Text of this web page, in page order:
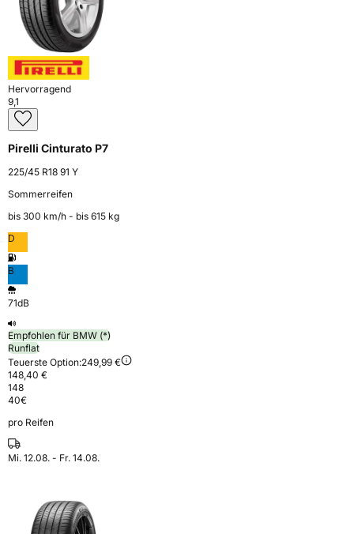
Hervorragend
9,1
Pirelli Cinturato P7
225/45 R18 91 Y
Sommerreifen
bis 300 km⁠/⁠h - bis 615 kg
D
B
71dB
Empfohlen für BMW (*)
Runflat
Teuerste Option:249,99 €
148,40 €
148
40€
pro Reifen
Mi. 12.08. - Fr. 14.08.